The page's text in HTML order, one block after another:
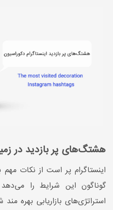
هشتگ‌های پر بازدید در
اینستاگرام پر است از نکات
گوناگون این شرایط را می‌دهد
استراتژی‌های بازاریابی بهره